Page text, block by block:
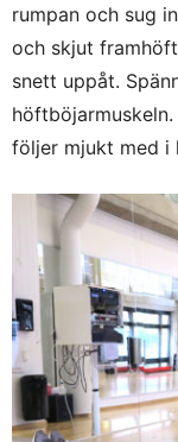
rumpan och sug
och skjut
snett uppåt.
följer mjukt med i